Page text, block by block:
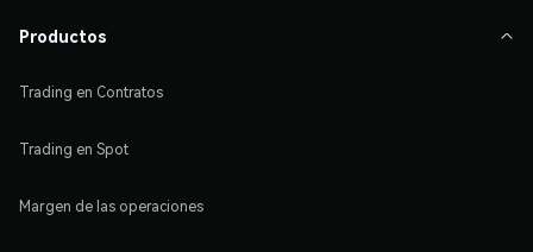
Productos 
Trading en Contratos
Trading en Spot
Margen de las operaciones